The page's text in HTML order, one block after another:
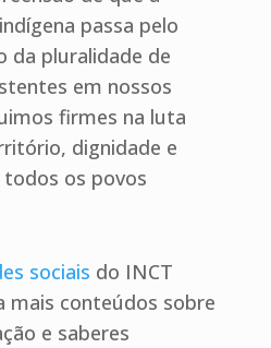
passa pelo
da pluralidade de
em nossos
firmes na luta
dignidade e
todos os povos
sociais do INCT
mais conteúdos sobre
e saberes